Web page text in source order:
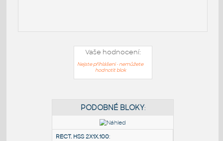
Vaše hodnocení:
Nejste přihlášeni - nemůžete
hodnotit blok